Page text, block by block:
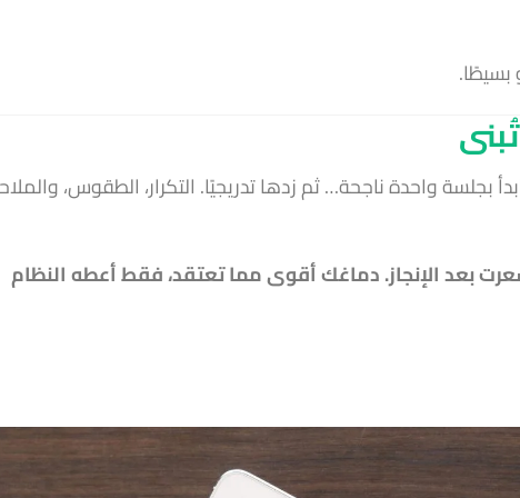
على الدراسة 5 ساعات فجأة. ابدأ بجلسة واحدة ناجحة… ثم زدها تدريجيًا. التكرار، الطقوس،
كيف شعرت بعد الإنجاز. دماغك أقوى مما تعتقد، فقط أعطه النظام